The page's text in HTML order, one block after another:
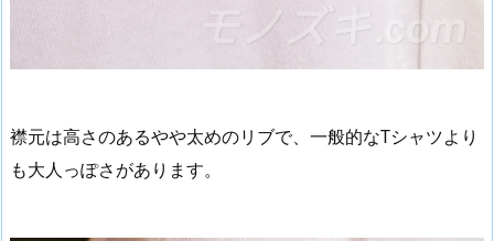
襟元は高さのあるやや太めのリブで、一般的なTシャツより
も大人っぽさがあります。